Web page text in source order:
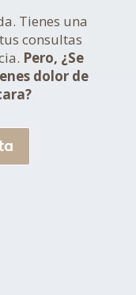
Tienes una
consultas
Pero, ¿Se
dolor de